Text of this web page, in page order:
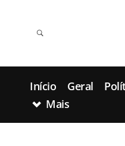
Início Geral
Mais